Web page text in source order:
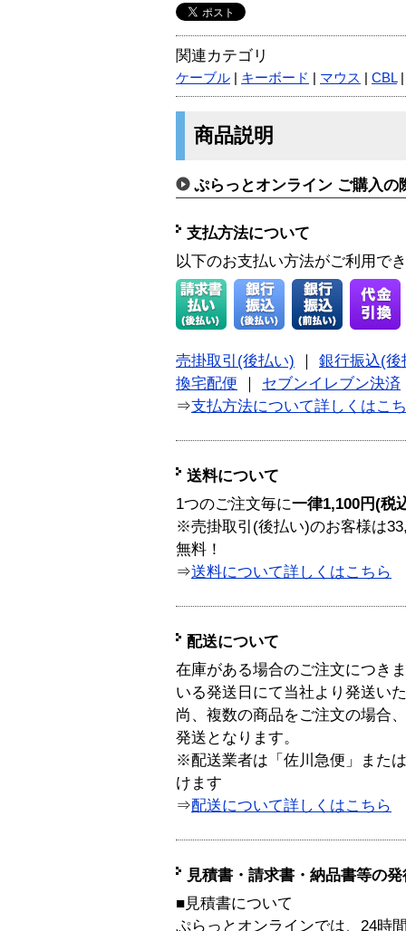
関連カテゴリ
ケーブル キーボード マウス CBL
商品説明
ぷらっとオンライン ご購入の
支払方法について
以下のお支払い方法がご利用で
売掛取引(後払い)
銀行振込(後
換宅配便
セブンイレブン決済
⇒支払方法について詳しくはこ
送料について
1つのご注文毎に一律1,100円(税
※売掛取引(後払い)のお客様は
無料！
⇒送料について詳しくはこちら
配送について
在庫がある場合のご注文につき
いる発送日にて当社より発送い
尚、複数の商品をご注文の場合
発送となります。
※配送業者は「佐川急便」また
けます
⇒配送について詳しくはこちら
見積書・請求書・納品書等の
■見積書について
ぷらっとオンラインでは、24時